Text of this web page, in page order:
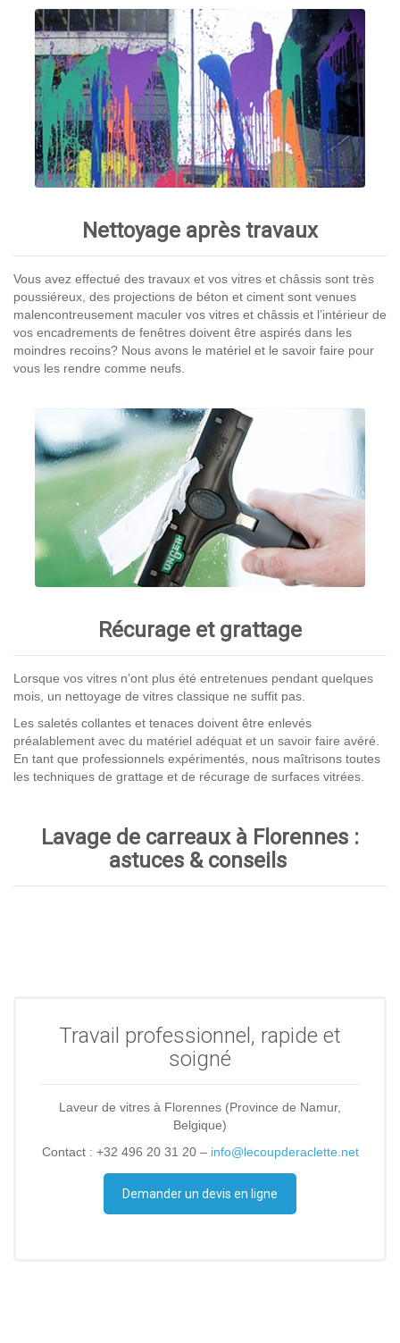
Nettoyage après travaux
Vous avez effectué des travaux et vos vitres et châssis sont très
poussiéreux, des projections de béton et ciment sont venues
malencontreusement maculer vos vitres et châssis et l’intérieur de
vos encadrements de fenêtres doivent être aspirés dans les
moindres recoins? Nous avons le matériel et le savoir faire pour
vous les rendre comme neufs.
Récurage et grattage
Lorsque vos vitres n’ont plus été entretenues pendant quelques
mois, un nettoyage de vitres classique ne suffit pas.
Les saletés collantes et tenaces doivent être enlevés
préalablement avec du matériel adéquat et un savoir faire avéré.
En tant que professionnels expérimentés, nous maîtrisons toutes
les techniques de grattage et de récurage de surfaces vitrées.
Lavage de carreaux à Florennes :
astuces & conseils
Travail professionnel, rapide et
soigné
Laveur de vitres à Florennes (Province de Namur,
Belgique)
Contact : +32 496 20 31 20 – info@lecoupderaclette.net
Demander un devis en ligne